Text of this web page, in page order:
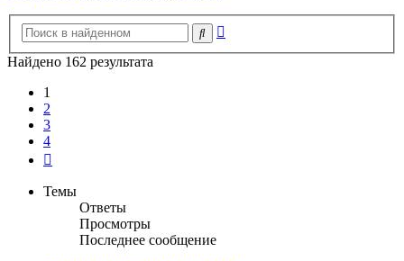
Поиск
Найдено 162 результата
1
2
3
4
Темы
Ответы
Просмотры
Последнее сообщение